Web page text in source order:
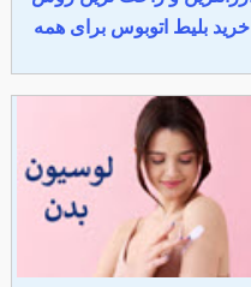
خرید بلیط اتوبوس برای همه